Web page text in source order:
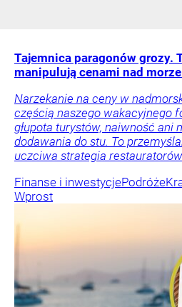
Tajemnica paragonów grozy.
manipulują cenami nad
Narzekanie na ceny w
częścią naszego wakacyjnego
głupota turystów, naiwność ani
dodawania do stu. To
uczciwa strategia
Finanse i inwestycjePodróże
Wprost